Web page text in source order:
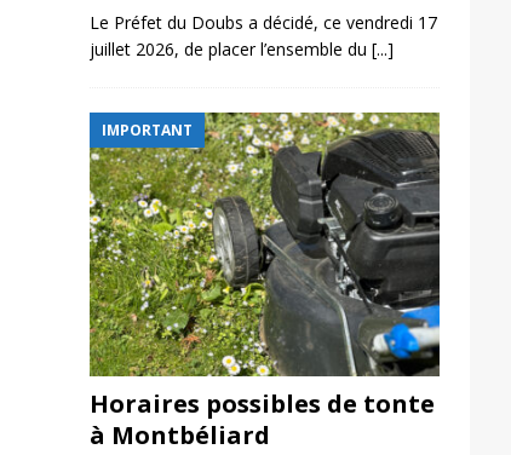
Le Préfet du Doubs a décidé, ce vendredi 17
juillet 2026, de placer l’ensemble du [...]
IMPORTANT
Horaires possibles de tonte
à Montbéliard